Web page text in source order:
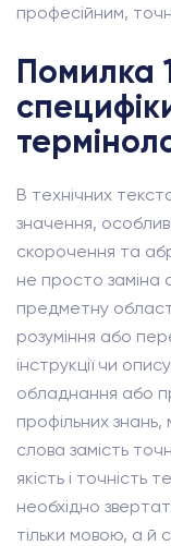
професійним,
Помилка
В технічних
значення,
скорочення та
не просто заміна
предметну
розуміння або
інструкції чи
обладнання або
профільних знань,
слова замість
якість і точність
необхідно
тільки мовою, а й